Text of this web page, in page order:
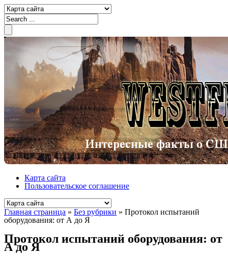
Карта сайта
Пользовательское соглашение
Главная страница » Без рубрики » Протокол испытаний
оборудования: от А до Я
Протокол испытаний оборудования: от
А до Я